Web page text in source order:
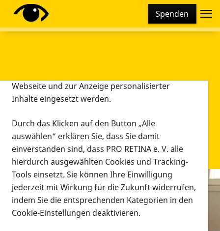
Spenden
Infomaterial
Infomaterial
Diese Webseite setzt verschiedene Cookies und
Tracking-Tools ein. Dies beinhaltet Cookies und
Webseite und zur Anzeige personalisierter
Inhalte eingesetzt werden.
Durch das Klicken auf den Button „Alle
auswählen“ erklären Sie, dass Sie damit
einverstanden sind, dass PRO RETINA e. V. alle
hierdurch ausgewählten Cookies und Tracking-
Tools einsetzt. Sie können Ihre Einwilligung
jederzeit mit Wirkung für die Zukunft widerrufen,
indem Sie die entsprechenden Kategorien in den
Cookie-Einstellungen deaktivieren.